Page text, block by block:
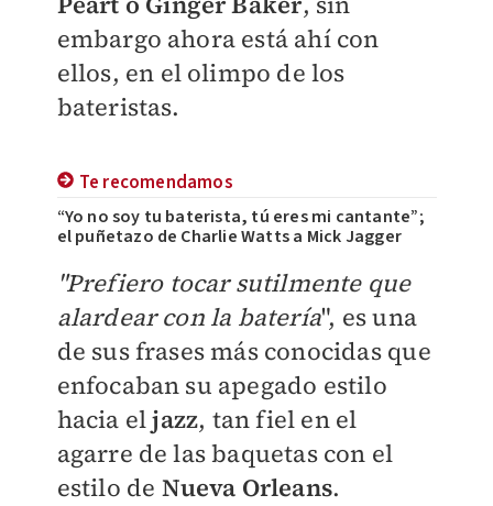
embargo ahora está ahí con
ellos, en el olimpo de los
bateristas.
Te recomendamos
“Yo no soy tu baterista, tú eres mi cantante”;
el puñetazo de Charlie Watts a Mick Jagger
"Prefiero tocar sutilmente que
alardear con la batería", es una
de sus frases más conocidas que
enfocaban su apegado estilo
hacia eljazz, tan fiel en el
agarre de las baquetas con el
estilo de Nueva Orleans.